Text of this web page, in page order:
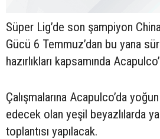
Süper Lig’de son şampiyon
Gücü 6 Temmuz’dan bu yana
hazırlıkları kapsamında
Çalışmalarına Acapulco’da
edecek olan yeşil beyazlılarda
toplantısı yapılacak.